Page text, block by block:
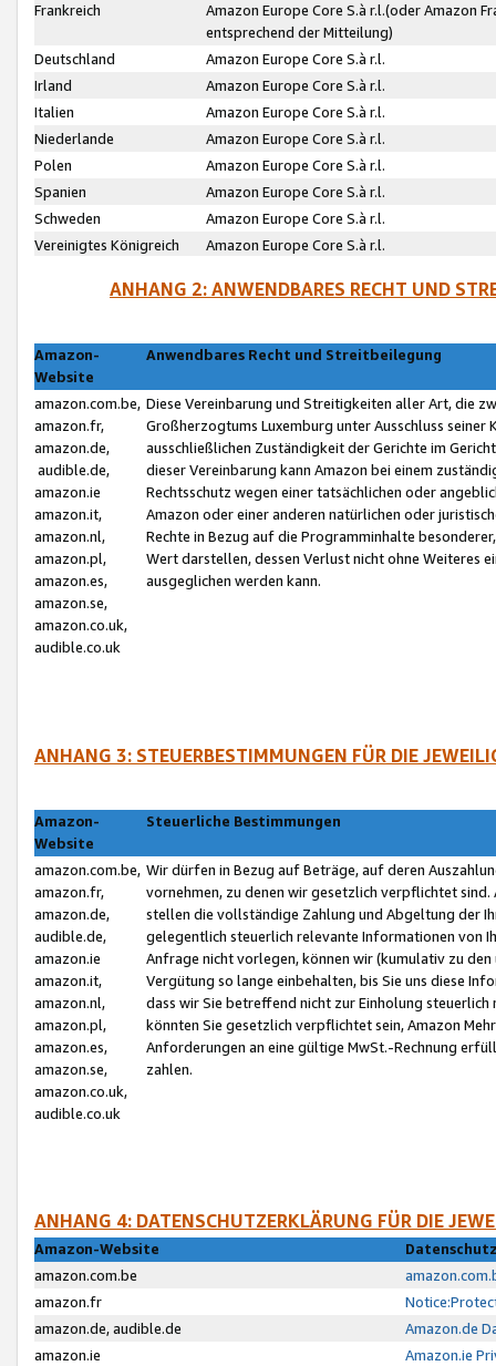
Frankreich
Amazon Europe Core S.à r.l.(oder Amazon
entsprechend der Mitteilung)
Deutschland
Amazon Europe Core S.à r.l.
Irland
Amazon Europe Core S.à r.l.
Italien
Amazon Europe Core S.à r.l.
Niederlande
Amazon Europe Core S.à r.l.
Polen
Amazon Europe Core S.à r.l.
Spanien
Amazon Europe Core S.à r.l.
Schweden
Amazon Europe Core S.à r.l.
Vereinigtes Königreich
Amazon Europe Core S.à r.l.
ANHANG 2: ANWENDBARES RECHT UND
Amazon-
Website
Anwendbares Recht und Streitbeilegung
amazon.com.be,
amazon.fr,
amazon.de,
audible.de,
amazon.ie
amazon.it,
amazon.nl,
amazon.pl,
amazon.es,
amazon.se,
amazon.co.uk,
audible.co.uk
Diese Vereinbarung und Streitigkeiten aller Art, die
Großherzogtums Luxemburg unter Ausschluss
ausschließlichen Zuständigkeit der Gerichte im
dieser Vereinbarung kann Amazon bei einem
Rechtsschutz wegen einer tatsächlichen oder
Amazon oder einer anderen natürlichen oder
Rechte in Bezug auf die Programminhalte
Wert darstellen, dessen Verlust nicht ohne Weiteres
ausgeglichen werden kann.
ANHANG 3: STEUERBESTIMMUNGEN FÜR DIE
Amazon-
Website
Steuerliche Bestimmungen
amazon.com.be,
amazon.fr,
amazon.de,
audible.de,
amazon.ie
amazon.it,
amazon.nl,
amazon.pl,
amazon.es,
amazon.se,
amazon.co.uk,
audible.co.uk
Wir dürfen in Bezug auf Beträge, auf deren
vornehmen, zu denen wir gesetzlich verpflichtet
stellen die vollständige Zahlung und Abgeltung der
gelegentlich steuerlich relevante Informationen von
Anfrage nicht vorlegen, können wir (kumulativ zu
Vergütung so lange einbehalten, bis Sie uns diese
dass wir Sie betreffend nicht zur Einholung
könnten Sie gesetzlich verpflichtet sein, Amazon
Anforderungen an eine gültige MwSt.-Rechnung
zahlen.
ANHANG 4: DATENSCHUTZERKLÄRUNG FÜR DIE
Amazon-Website
amazon.com.be
amazon.fr
amazon.de, audible.de
Amazon.de
amazon.ie
Amazon.ie